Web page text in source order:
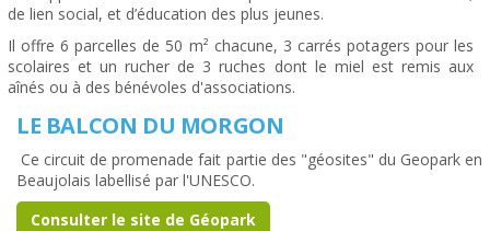
de lien social, et d’éducation des plus jeunes.
Il offre 6 parcelles de 50 m² chacune, 3 carrés potagers pour les
scolaires et un rucher de 3 ruches dont le miel est remis aux
aînés ou à des bénévoles d'associations.
LE BALCON DU MORGON
Ce circuit de promenade fait partie des "géosites" du Geopark en
Beaujolais labellisé par l'UNESCO.
Consulter le site de Géopark